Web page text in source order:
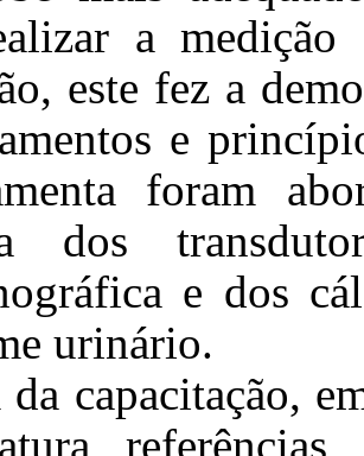
a
este fez a
e
foram
dos
e dos
urinário.
capacitação,